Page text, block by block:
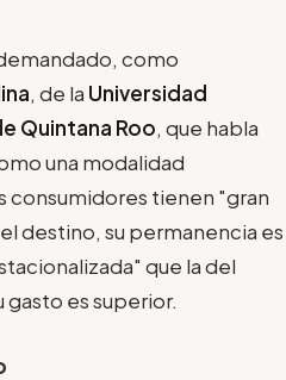
como
, de la Universidad
Quintana Roo, que habla
una modalidad
consumidores tienen "gran
destino, su permanencia es
que la del
gasto es superior.